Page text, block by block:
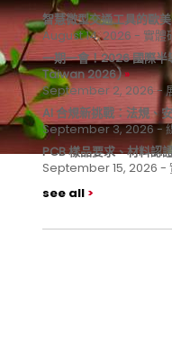
智慧微型交通工具的歐
August 14, 2026 - 實體
一期一會！2026 國際半
Taiwan 2026)
September 2, 2026 -
AI 合規新挑戰：法規、
September 3, 2026 -
PCB 樣品要求、材料認
September 15, 2026 -
see all